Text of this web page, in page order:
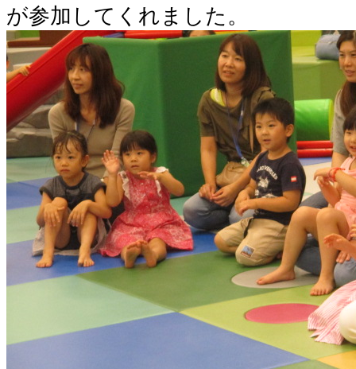
が参加してくれました。